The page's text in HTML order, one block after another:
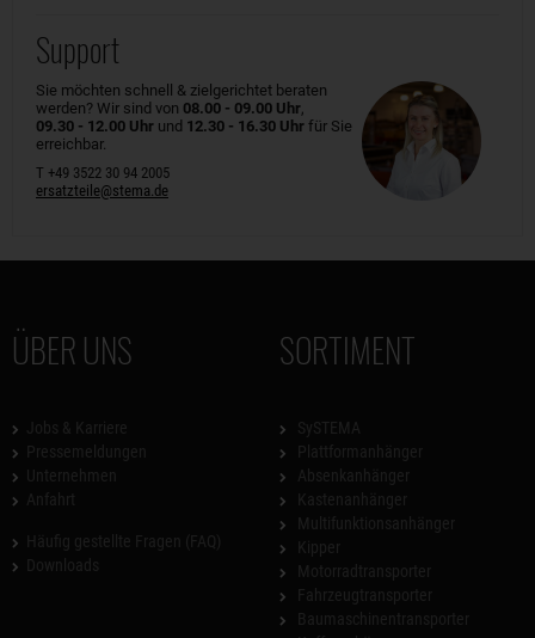
Support
Sie möchten schnell & zielgerichtet beraten
werden? Wir sind von 08.00 - 09.00 Uhr,
09.30 - 12.00 Uhr und 12.30 - 16.30 Uhr für Sie
erreichbar.
T +49 3522 30 94 2005
ersatzteile@stema.de
ÜBER UNS SORTIMENT